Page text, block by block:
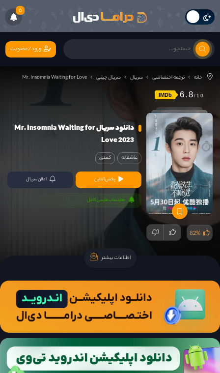
6
ورود/عضویت
خانه ترجمه اختصاصی سریال سریال چینی Mr. Insomnia Waiting for Love
IMDb 6.8
82%
دانلود سریال Mr. Insomnia Waiting for
Love 2023
عاشقانه کمدی
پخش آنلاین اعلان سریال
هاردساب فارسی کامل
اطلاعات بیشتر